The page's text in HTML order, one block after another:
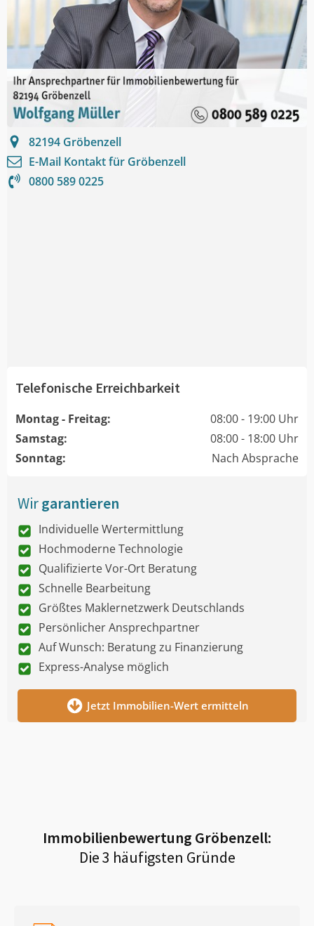
82194 Gröbenzell
E-Mail Kontakt für Gröbenzell
0800 589 0225
Telefonische Erreichbarkeit
Montag - Freitag:
08:00 - 19:00 Uhr
Samstag:
08:00 - 18:00 Uhr
Sonntag:
Nach Absprache
Wirgarantieren
Individuelle Wertermittlung
Hochmoderne Technologie
Qualifizierte Vor-Ort Beratung
Schnelle Bearbeitung
Größtes Maklernetzwerk Deutschlands
Persönlicher Ansprechpartner
Auf Wunsch: Beratung zu Finanzierung
Express-Analyse möglich
Jetzt Immobilien-Wert ermitteln
Immobilienbewertung Gröbenzell:
Die 3 häufigsten Gründe